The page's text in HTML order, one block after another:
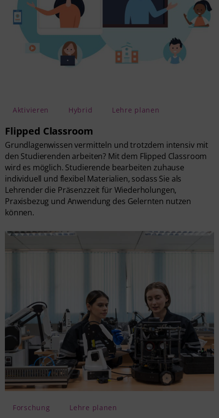
Aktivieren Hybrid Lehre planen
Flipped Classroom
Grundlagenwissen vermitteln und trotzdem intensiv mit
den Studierenden arbeiten? Mit dem Flipped Classroom
wird es möglich. Studierende bearbeiten zuhause
individuell und flexibel Materialien, sodass Sie als
Lehrender die Präsenzzeit für Wiederholungen,
Praxisbezug und Anwendung des Gelernten nutzen
können.
Forschung Lehre planen